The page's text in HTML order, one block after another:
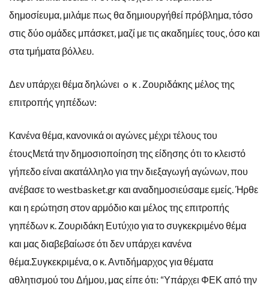
δημοσίευμα, μιλάμε πως θα δημιουργήθεί πρόβλημα, τόσο
στις δύο ομάδες μπάσκετ, μαζί με τις ακαδημίες τους, όσο και
στα τμήματα βόλλευ.
Δεν υπάρχει θέμα δηλώνει o κ . Ζουριδάκης μέλος της
επιτροπής γηπέδων:
Κανένα θέμα, κανονικά οι αγώνες μέχρι τέλους του
έτουςΜετά την δημοσιοποίηση της είδησης ότι το κλειστό
γήπεδο είναι ακατάλληλο για την διεξαγωγή αγώνων, που
ανέβασε το westbasket.gr και αναδημοσιεύσαμε εμείς. Ήρθε
και η ερώτηση στον αρμόδιο και μέλος της επιτροπής
γηπέδων κ. Ζουριδάκη Ευτύχιο για το συγκεκριμένο θέμα
και μας διαβεβαίωσε ότι δεν υπάρχει κανένα
θέμα.Συγκεκριμένα, ο κ. Αντιδήμαρχος για θέματα
αθλητισμού του Δήμου, μας είπε ότι: “Υπάρχει ΦΕΚ από την